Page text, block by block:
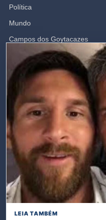
Política
Mundo
Campos dos Goytacazes
Opinião
Polícia
SIGA-NOS
Receba nossas publicações
LEIA TAMBÉM